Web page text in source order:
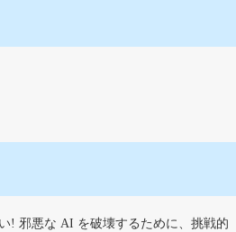
! 邪悪な AI を破壊するために、挑戦的